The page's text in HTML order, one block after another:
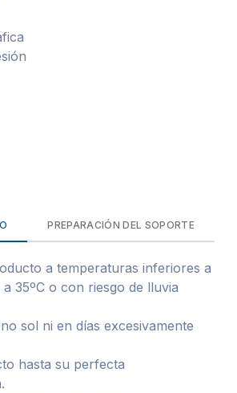
PREPARACIÓN DEL SOPORTE
a temperaturas inferiores a
35ºC o con riesgo de lluvia
sol ni en días excesivamente
hasta su perfecta